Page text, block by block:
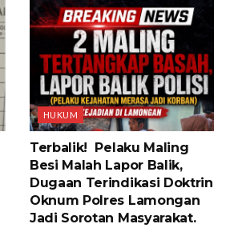
HUKUM
Terbalik! Pelaku Maling
Besi Malah Lapor Balik,
Dugaan Terindikasi Doktrin
Oknum Polres Lamongan
Jadi Sorotan Masyarakat.